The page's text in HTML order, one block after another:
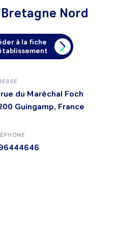
Bretagne Nord
à la fiche
du Maréchal Foch
Guingamp, France